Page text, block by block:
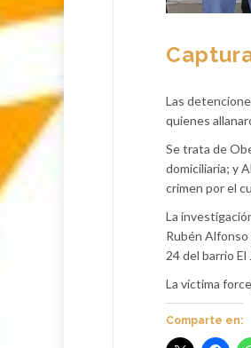
Las
quienes
Se trata de
domiciliaria; y
crimen por el
La
Rubén
24 del barrio
La víctima
Comparte en: